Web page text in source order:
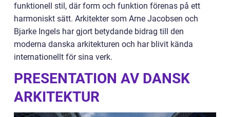
funktionell stil, där form och funktion förenas på ett
harmoniskt sätt. Arkitekter som Arne Jacobsen och
Bjarke Ingels har gjort betydande bidrag till den
moderna danska arkitekturen och har blivit kända
internationellt för sina verk.
PRESENTATION AV DANSK
ARKITEKTUR